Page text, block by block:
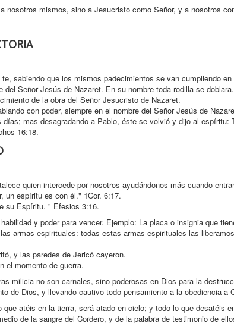
nosotros mismos, sino a Jesucristo como Señor, y a nosotros
sabiendo que los mismos padecimientos se van cumpliendo
del Señor Jesús de Nazaret. En su nombre toda rodilla se doblara.
de la obra del Señor Jesucristo de Nazaret.
con poder, siempre en el nombre del Señor Jesús de
mas desagradando a Pablo, éste se volvió y dijo al
16:18.
quien intercede por nosotros ayudándonos más cuando
un espíritu es con él." 1Cor. 6:17.
su Espíritu. " Efesios 3:16.
y poder para vencer. Ejemplo: La placa o insignia que
armas espirituales: todas estas armas espirituales las
y las paredes de Jericó cayeron.
el momento de guerra.
milicia no son carnales, sino poderosas en Dios para la
de Dios, y llevando cautivo todo pensamiento a la obediencia a
que atéis en la tierra, será atado en cielo; y todo lo que desatéis
de la sangre del Cordero, y de la palabra de testimonio de